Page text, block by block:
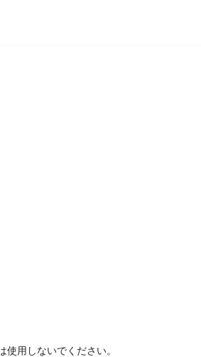
用しないでください。